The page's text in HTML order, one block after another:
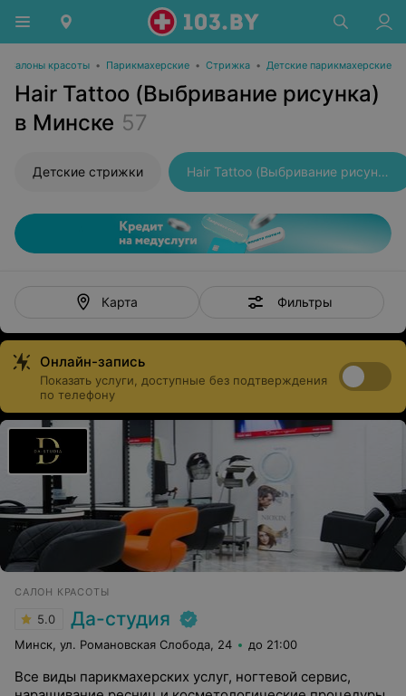
Салоны красоты • Парикмахерские • Стрижка • Детские парикмахерские
Hair Tattoo (Выбривание рисунка)
в Минске 57
Детские стрижки Hair Tattoo (Выбривание рисунка)
Карта Фильтры
Онлайн-запись
Показать услуги, доступные без подтверждения
по телефону
САЛОН КРАСОТЫ
5.0 Да-студия
Минск, ул. Романовская Слобода, 24 до 21:00
Все виды парикмахерских услуг, ногтевой сервис,